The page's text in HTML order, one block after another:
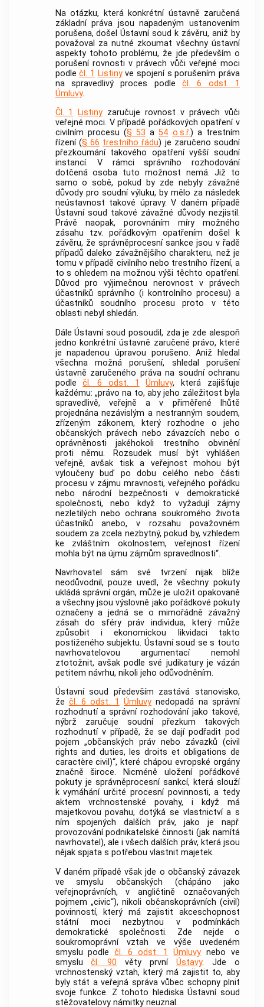
Na otázku, která konkrétní ústavně zaručená
základní práva jsou napadeným ustanovením
porušena, došelÚstavní soud k závěru, aniž by
považoval za nutné zkoumat všechny ústavní
aspekty tohoto problému, že jde především o
porušení rovnosti v právech vůči veřejné moci
podlečl. 1 Listinyve spojení s porušením práva
na spravedlivý proces podle čl. 6 odst. 1
Úmluvy.
Čl. 1
Listiny zaručuje rovnost v právech vůči
veřejné moci. V případě pořádkových opatření v
civilním procesu (§ 53 a54 o.s.ř.) a trestním
řízení(§ 66 trestního řádu) je zaručeno soudní
přezkoumání takového opatření vyšší soudní
instancí. V rámci správního rozhodování
dotčená osoba tuto možnost nemá. Již to
samo o sobě, pokud by zde nebyly závažné
důvody pro soudní výluku, by mělo za následek
neústavnost takové úpravy. V daném případě
Ústavní soud takové závažné důvody nezjistil.
Právě naopak, porovnáním míry možného
zásahu tzv. pořádkovým opatřením došel k
závěru, že správněprocesní sankce jsou v řadě
případů daleko závažnějšího charakteru, než je
tomu v případě civilního nebo trestního řízení, a
to s ohledem na možnou výši těchto opatření.
Důvod pro výjimečnou nerovnost v právech
účastníků správního (i kontrolního procesu) a
účastníků soudního procesu proto v této
oblasti nebyl shledán.
DáleÚstavní soud posoudil, zda je zde alespoň
jedno konkrétní ústavně zaručené právo, které
je napadenou úpravou porušeno. Aniž hledal
všechna možná porušení, shledal porušení
ústavně zaručeného práva na soudní ochranu
podlečl. 6 odst. 1 Úmluvy, která zajišťuje
každému: „právo na to, aby jeho záležitost byla
spravedlivě, veřejně a v přiměřené lhůtě
projednána nezávislým a nestranným soudem,
zřízeným zákonem, který rozhodne o jeho
občanských právech nebo závazcích nebo o
oprávněnosti jakéhokoli trestního obvinění
proti němu. Rozsudek musí být vyhlášen
veřejně, avšak tisk a veřejnost mohou být
vyloučeny buď po dobu celého nebo části
procesu v zájmu mravnosti, veřejného pořádku
nebo národní bezpečnosti v demokratické
společnosti, nebo když to vyžadují zájmy
nezletilých nebo ochrana soukromého života
účastníků anebo, v rozsahu považovném
soudem za zcela nezbytný, pokud by, vzhledem
ke zvláštním okolnostem, veřejnost řízení
mohla být na újmu zájmům spravedlnosti“.
Navrhovatel sám své tvrzení nijak blíže
neodůvodnil, pouze uvedl, že všechny pokuty
ukládá správní orgán, může je uložit opakovaně
a všechny jsou výslovně jako pořádkové pokuty
označeny a jedná se o mimořádně závažný
zásah do sféry práv individua, který může
způsobit i ekonomickou likvidaci takto
postiženého subjektu. Ústavní soud se s touto
navrhovatelovou argumentací nemohl
ztotožnit, avšak podle své judikatury je vázán
petitem návrhu, nikoli jeho odůvodněním.
Ústavní soud především zastává stanovisko,
že čl. 6 odst. 1 Úmluvy nedopadá na správní
rozhodnutí a správní rozhodování jako takové,
nýbrž zaručuje soudní přezkum takových
rozhodnutí v případě, že se dají podřadit pod
pojem „občanských práv nebo závazků (civil
rights and duties, les droits et obligations de
caractère civil)“, které chápou evropské orgány
značně široce. Nicméně uložení pořádkové
pokuty je správněprocesní sankcí, která slouží
k vymáhání určité procesní povinnosti, a tedy
aktem vrchnostenské povahy, i když má
majetkovou povahu, dotýká se vlastnictví a s
ním spojených dalších práv, jako je např.
provozování podnikatelské činnosti (jak namítá
navrhovatel), ale i všech dalších práv, která jsou
nějak spjata s potřebou vlastnit majetek.
V daném případě však jde o občanský závazek
ve smyslu občanských (chápáno jako
veřejnoprávních, v angličtině označovaných
pojmem „civic“), nikoli občanskoprávních (civil)
povinností, který má zajistit akceschopnost
státní moci nezbytnou v podmínkách
demokratické společnosti. Zde nejde o
soukromoprávní vztah ve výše uvedeném
smyslu podlečl. 6 odst. 1 Úmluvy nebo ve
smyslučl. 90 věty prvníÚstavy. Jde o
vrchnostenský vztah, který má zajistit to, aby
byly stát a veřejná správa vůbec schopny plnit
svoje funkce. Z tohoto hlediskaÚstavní soud
stěžovatelovy námitky neuznal.